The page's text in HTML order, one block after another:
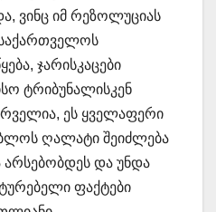
ვინც იმ რეზოლუციას
ჯარისკაცები
ტრიბუნალისკენ
ეს ყველაფერი
ღალატი შეიძლება
და უნდა
ფაქტები